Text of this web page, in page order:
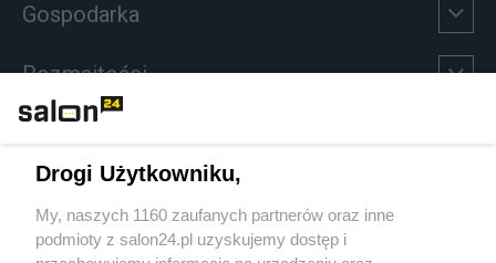
Gospodarka
Rozmaitości
Sport
Społeczeństwo
Drogi Użytkowniku,
My, naszych 1160 zaufanych partnerów oraz inne
podmioty z salon24.pl uzyskujemy dostęp i